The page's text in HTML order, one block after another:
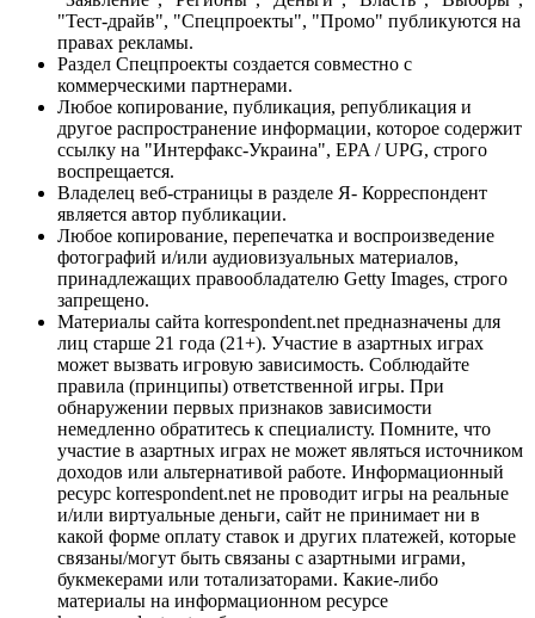
"Тест-драйв", "Спецпроекты", "Промо" публикуются на
правах рекламы.
Раздел Спецпроекты создается совместно с
коммерческими партнерами.
Любое копирование, публикация, републикация и
другое распространение информации, которое содержит
ссылку на "Интерфакс-Украина", EPA / UPG, строго
воспрещается.
Владелец веб-страницы в разделе Я- Корреспондент
является автор публикации.
Любое копирование, перепечатка и воспроизведение
фотографий и/или аудиовизуальных материалов,
принадлежащих правообладателю Getty Images, строго
запрещено.
Материалы сайта korrespondent.net предназначены для
лиц старше 21 года (21+). Участие в азартных играх
может вызвать игровую зависимость. Соблюдайте
правила (принципы) ответственной игры. При
обнаружении первых признаков зависимости
немедленно обратитесь к специалисту. Помните, что
участие в азартных играх не может являться источником
доходов или альтернативой работе. Информационный
ресурс korrespondent.net не проводит игры на реальные
и/или виртуальные деньги, сайт не принимает ни в
какой форме оплату ставок и других платежей, которые
связаны/могут быть связаны с азартными играми,
букмекерами или тотализаторами. Какие-либо
материалы на информационном ресурсе